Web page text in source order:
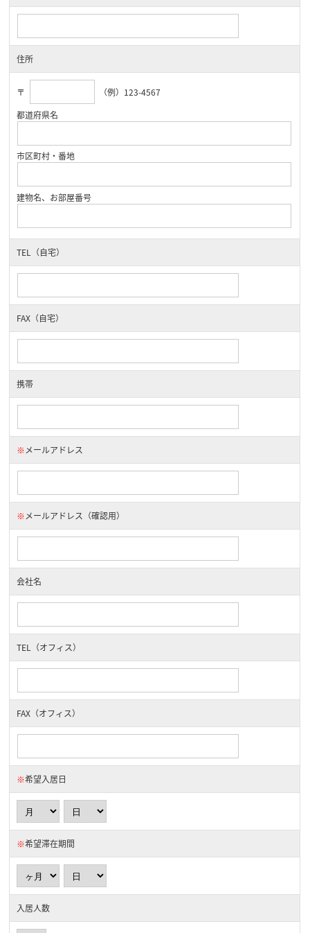
住所
〒
（例）123-4567
都道府県名
市区町村・番地
建物名、お部屋番号
TEL（自宅）
FAX（自宅）
携帯
※メールアドレス
※メールアドレス（確認用）
会社名
TEL（オフィス）
FAX（オフィス）
※希望入居日
※希望滞在期間
入居人数